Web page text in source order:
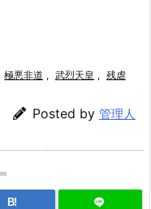
極悪非道 , 武烈天皇 , 残虐
Posted by 管理人
B!